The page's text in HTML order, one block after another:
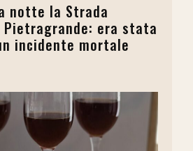
notte la Strada
era stata
incidente mortale